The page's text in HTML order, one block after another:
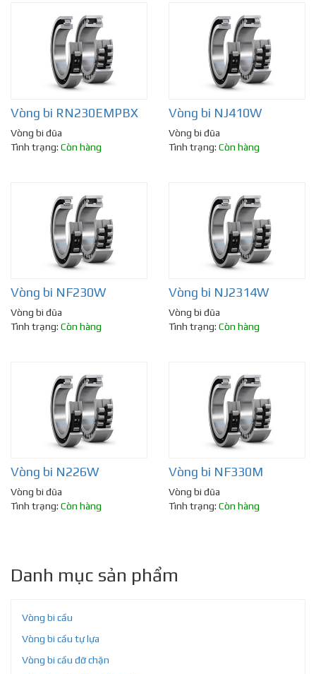
Vòng bi RN230EMPBX
Vòng bi đũa
Tình trạng: Còn hàng
Vòng bi NJ410W
Vòng bi đũa
Tình trạng: Còn hàng
Vòng bi NF230W
Vòng bi đũa
Tình trạng: Còn hàng
Vòng bi NJ2314W
Vòng bi đũa
Tình trạng: Còn hàng
Vòng bi N226W
Vòng bi đũa
Tình trạng: Còn hàng
Vòng bi NF330M
Vòng bi đũa
Tình trạng: Còn hàng
Danh mục sản phẩm
Vòng bi cầu
Vòng bi cầu tự lựa
Vòng bi cầu đỡ chặn